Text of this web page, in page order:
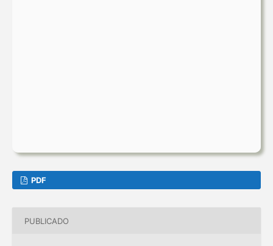
PDF
PUBLICADO